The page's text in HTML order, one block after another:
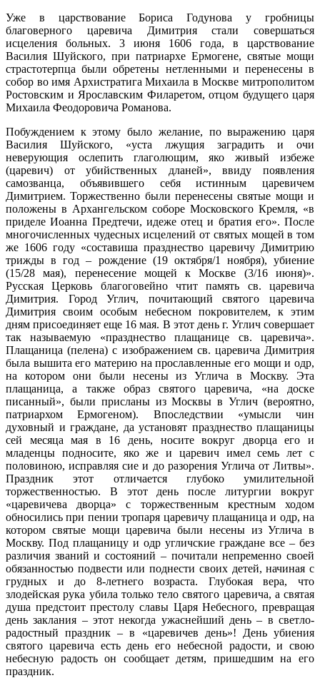
Уже в царствование Бориса Годунова у гробницы
благоверного царевича Димитрия стали совершаться
исцеления больных. 3 июня 1606 года, в царствование
Василия Шуйского, при патриархе Ермогене, святые мощи
страстотерпца были обретены нетленными и перенесены в
собор во имя Архистратига Михаила в Москве митрополитом
Ростовским и Ярославским Филаретом, отцом будущего царя
Михаила Феодоровича Романова.
Побуждением к этому было желание, по выражению царя
Василия Шуйского, «уста лжущия заградить и очи
неверующия ослепить глаголющим, яко живый избеже
(царевич) от убийственных дланей», ввиду появления
самозванца, объявившего себя истинным царевичем
Димитрием. Торжественно были перенесены святые мощи и
положены в Архангельском соборе Московского Кремля, «в
приделе Иоанна Предтечи, идеже отец и братия его». После
многочисленных чудесных исцелений от святых мощей в том
же 1606 году «составиша празднество царевичу Димитрию
трижды в год – рождение (19 октября/1 ноября), убиение
(15/28 мая), перенесение мощей к Москве (3/16 июня)».
Русская Церковь благоговейно чтит память св. царевича
Димитрия. Город Углич, почитающий святого царевича
Димитрия своим особым небесном покровителем, к этим
дням присоединяет еще 16 мая. В этот день г. Углич совершает
так называемую «празднество плащанице св. царевича».
Плащаница (пелена) с изображением св. царевича Димитрия
была вышита его материю на прославленные его мощи и одр,
на котором они были несены из Углича в Москву. Эта
плащаница, а также образ святого царевича, «на доске
писанный», были присланы из Москвы в Углич (вероятно,
патриархом Ермогеном). Впоследствии «умысли чин
духовный и граждане, да установят празднество плащаницы
сей месяца мая в 16 день, носите вокруг дворца его и
младенцы подносите, яко же и царевич имел семь лет с
половиною, исправляя сие и до разорения Углича от Литвы».
Праздник этот отличается глубоко умилительной
торжественностью. В этот день после литургии вокруг
«царевичева дворца» с торжественным крестным ходом
обносились при пении тропаря царевичу плащаница и одр, на
котором святые мощи царевича были несены из Углича в
Москву. Под плащаницу и одр угличские граждане все – без
различия званий и состояний – почитали непременно своей
обязанностью подвести или поднести своих детей, начиная с
грудных и до 8-летнего возраста. Глубокая вера, что
злодейская рука убила только тело святого царевича, а святая
душа предстоит престолу славы Царя Небесного, превращая
день заклания – этот некогда ужаснейший день – в светло-
радостный праздник – в «царевичев день»! День убиения
святого царевича есть день его небесной радости, и свою
небесную радость он сообщает детям, пришедшим на его
праздник.